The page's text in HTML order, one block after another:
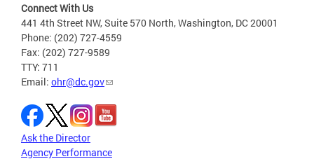
Connect With Us
441 4th Street NW, Suite 570 North, Washington, DC 20001
Phone: (202) 727-4559
Fax: (202) 727-9589
TTY: 711
Email: ohr@dc.gov
Ask the Director
Agency Performance